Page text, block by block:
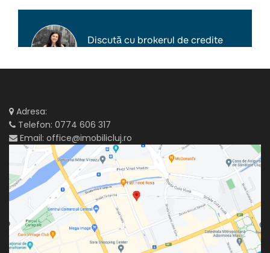
Adresa:
Telefon: 0774 606 317
Email: office@imobilicluj.ro